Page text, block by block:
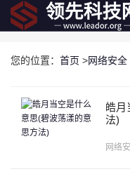
您的位置： 首页 >网络安全
皓月
法)
网络